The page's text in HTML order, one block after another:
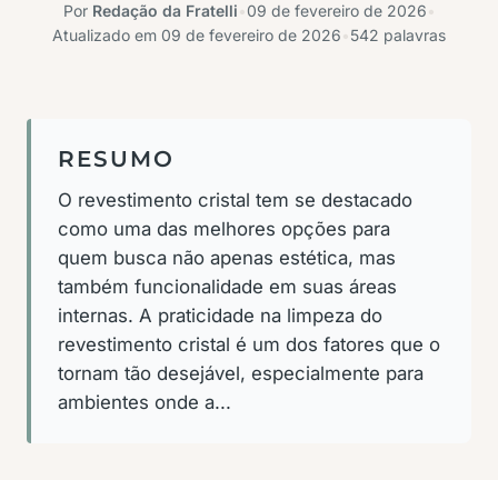
Por Redação da Fratelli 09 de fevereiro de 2026
Atualizado em 09 de fevereiro de 2026 542 palavras
RESUMO
O revestimento cristal tem se destacado
como uma das melhores opções para
quem busca não apenas estética, mas
também funcionalidade em suas áreas
internas. A praticidade na limpeza do
revestimento cristal é um dos fatores que o
tornam tão desejável, especialmente para
ambientes onde a...